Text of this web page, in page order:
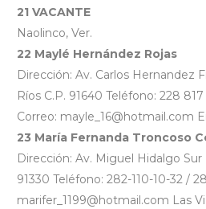
21 VACANTE
Naolinco, Ver.
22 Maylé Hernández Rojas
Dirección: Av. Carlos Hernandez
Ríos C.P. 91640 Teléfono: 228
Correo: mayle_16@hotmail.com
23 María Fernanda Troncoso
Dirección: Av. Miguel Hidalgo Sur
91330 Teléfono: 282-110-10-32 /
marifer_1199@hotmail.com Las